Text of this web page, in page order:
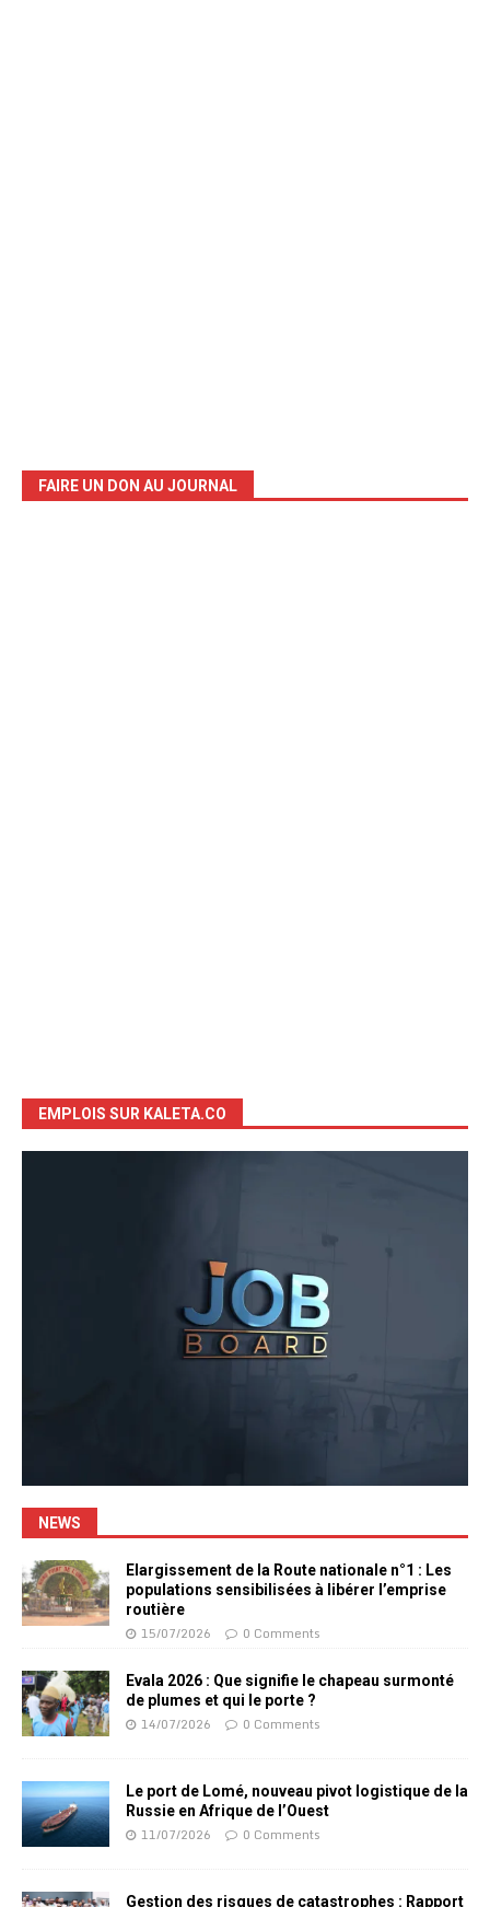
FAIRE UN DON AU JOURNAL
EMPLOIS SUR KALETA.CO
NEWS
Elargissement de la Route nationale n°1 : Les
populations sensibilisées à libérer l’emprise
routière
15/07/2026 0 Comments
Evala 2026 : Que signifie le chapeau surmonté
de plumes et qui le porte ?
14/07/2026 0 Comments
Le port de Lomé, nouveau pivot logistique de la
Russie en Afrique de l’Ouest
11/07/2026 0 Comments
Gestion des risques de catastrophes : Rapport